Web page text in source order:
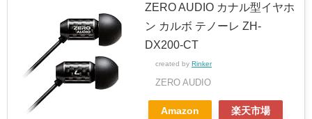
ZERO AUDIO カナル型イヤホ
ン カルボ テノーレ ZH-
DX200-CT
created by Rinker
ZERO AUDIO
Amazon 楽天市場